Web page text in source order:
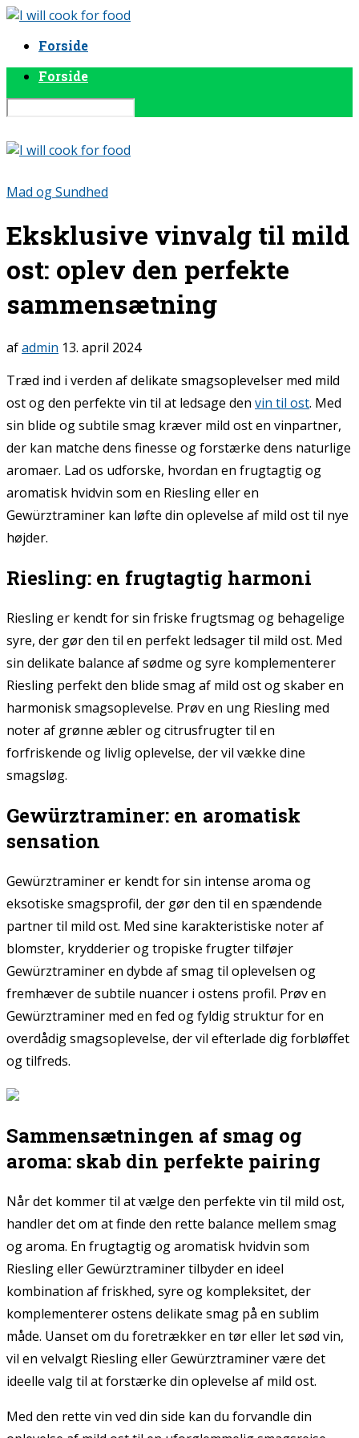
Forside
Forside
Mad og Sundhed
Eksklusive vinvalg til mild
ost: oplev den perfekte
sammensætning
afadmin 13. april 2024
Træd ind i verden af delikate smagsoplevelser med mild
ost og den perfekte vin til at ledsage den vin til ost. Med
sin blide og subtile smag kræver mild ost en vinpartner,
der kan matche dens finesse og forstærke dens naturlige
aromaer. Lad os udforske, hvordan en frugtagtig og
aromatisk hvidvin som en Riesling eller en
Gewürztraminer kan løfte din oplevelse af mild ost til nye
højder.
Riesling: en frugtagtig harmoni
Riesling er kendt for sin friske frugtsmag og behagelige
syre, der gør den til en perfekt ledsager til mild ost. Med
sin delikate balance af sødme og syre komplementerer
Riesling perfekt den blide smag af mild ost og skaber en
harmonisk smagsoplevelse. Prøv en ung Riesling med
noter af grønne æbler og citrusfrugter til en
forfriskende og livlig oplevelse, der vil vække dine
smagsløg.
Gewürztraminer: en aromatisk
sensation
Gewürztraminer er kendt for sin intense aroma og
eksotiske smagsprofil, der gør den til en spændende
partner til mild ost. Med sine karakteristiske noter af
blomster, krydderier og tropiske frugter tilføjer
Gewürztraminer en dybde af smag til oplevelsen og
fremhæver de subtile nuancer i ostens profil. Prøv en
Gewürztraminer med en fed og fyldig struktur for en
overdådig smagsoplevelse, der vil efterlade dig forbløffet
og tilfreds.
Sammensætningen af smag og
aroma: skab din perfekte pairing
Når det kommer til at vælge den perfekte vin til mild ost,
handler det om at finde den rette balance mellem smag
og aroma. En frugtagtig og aromatisk hvidvin som
Riesling eller Gewürztraminer tilbyder en ideel
kombination af friskhed, syre og kompleksitet, der
komplementerer ostens delikate smag på en sublim
måde. Uanset om du foretrækker en tør eller let sød vin,
vil en velvalgt Riesling eller Gewürztraminer være det
ideelle valg til at forstærke din oplevelse af mild ost.
Med den rette vin ved din side kan du forvandle din